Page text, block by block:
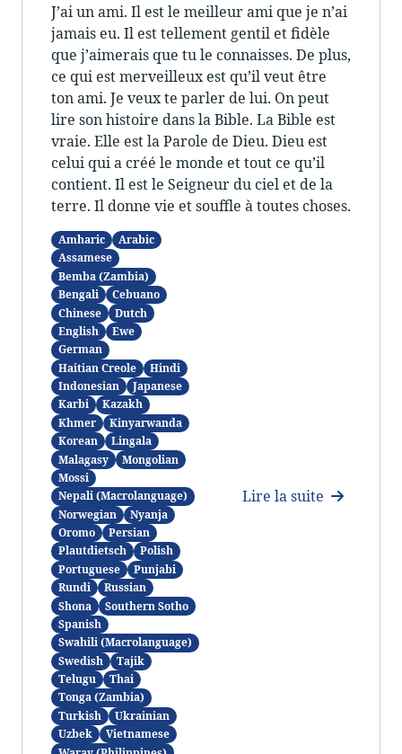
J’ai un ami. Il est le meilleur ami que je n’ai
jamais eu. Il est tellement gentil et fidèle
que j’aimerais que tu le connaisses. De plus,
ce qui est merveilleux est qu’il veut être
ton ami. Je veux te parler de lui. On peut
lire son histoire dans la Bible. La Bible est
vraie. Elle est la Parole de Dieu. Dieu est
celui qui a créé le monde et tout ce qu’il
contient. Il est le Seigneur du ciel et de la
terre. Il donne vie et souffle à toutes choses.
Amharic
Arabic
Assamese
Bemba (Zambia)
Bengali
Cebuano
Chinese
Dutch
English
Ewe
German
Haitian Creole
Hindi
Indonesian
Japanese
Karbi
Kazakh
Khmer
Kinyarwanda
Korean
Lingala
Malagasy
Mongolian
Mossi
Nepali (Macrolanguage)
Norwegian
Nyanja
Oromo
Persian
Plautdietsch
Polish
Portuguese
Punjabi
Rundi
Russian
Shona
Southern Sotho
Spanish
Swahili (Macrolanguage)
Swedish
Tajik
Telugu
Thai
Tonga (Zambia)
Turkish
Ukrainian
Uzbek
Vietnamese
Lire la suite